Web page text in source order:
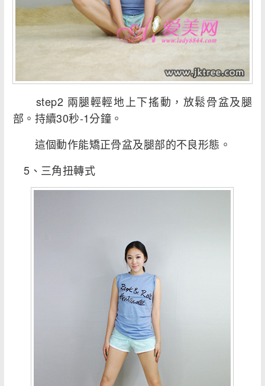
step2 兩腿輕輕地上下搖動，放鬆骨盆及腿
部。持續30秒-1分鐘。
這個動作能矯正骨盆及腿部的不良形態。
5、三角扭轉式